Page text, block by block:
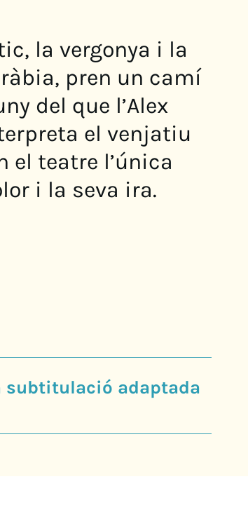
la vergonya i la
pren un camí
del que l’Alex
el venjatiu
el teatre l’única
i la seva ira.
adaptada